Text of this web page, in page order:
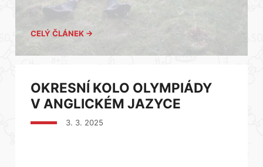
CELÝ ČLÁNEK →
OKRESNÍ KOLO OLYMPIÁDY
V ANGLICKÉM JAZYCE
3. 3. 2025